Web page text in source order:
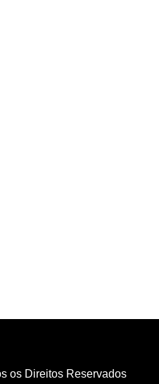
os Direitos Reservados